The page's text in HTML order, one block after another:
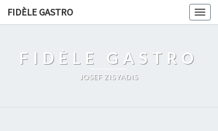
FIDÈLE GASTRO
FIDÈLE GASTRO
JOSEF ZISYADIS